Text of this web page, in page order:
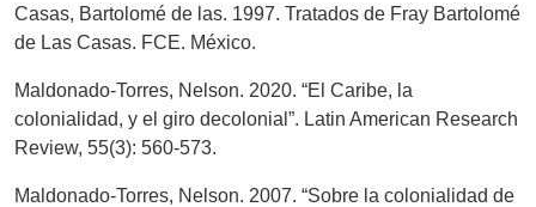
Casas, Bartolomé de las. 1997. Tratados de Fray Bartolomé
de Las Casas. FCE. México.
Maldonado-Torres, Nelson. 2020. “El Caribe, la
colonialidad, y el giro decolonial”. Latin American Research
Review, 55(3): 560-573.
Maldonado-Torres, Nelson. 2007. “Sobre la colonialidad de